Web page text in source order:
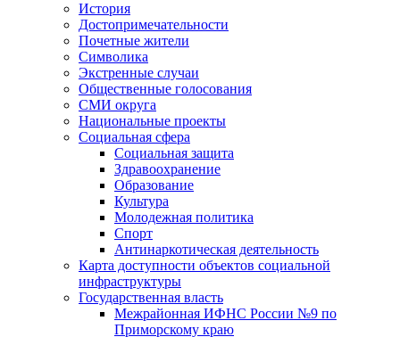
История
Достопримечательности
Почетные жители
Символика
Экстренные случаи
Общественные голосования
СМИ округа
Национальные проекты
Социальная сфера
Социальная защита
Здравоохранение
Образование
Культура
Молодежная политика
Спорт
Антинаркотическая деятельность
Карта доступности объектов социальной
инфраструктуры
Государственная власть
Межрайонная ИФНС России №9 по
Приморскому краю